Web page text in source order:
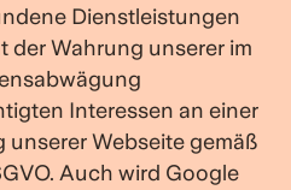
Dienstleistungen
der Wahrung unserer im
Interessen an einer
Webseite gemäß
Auch wird Google